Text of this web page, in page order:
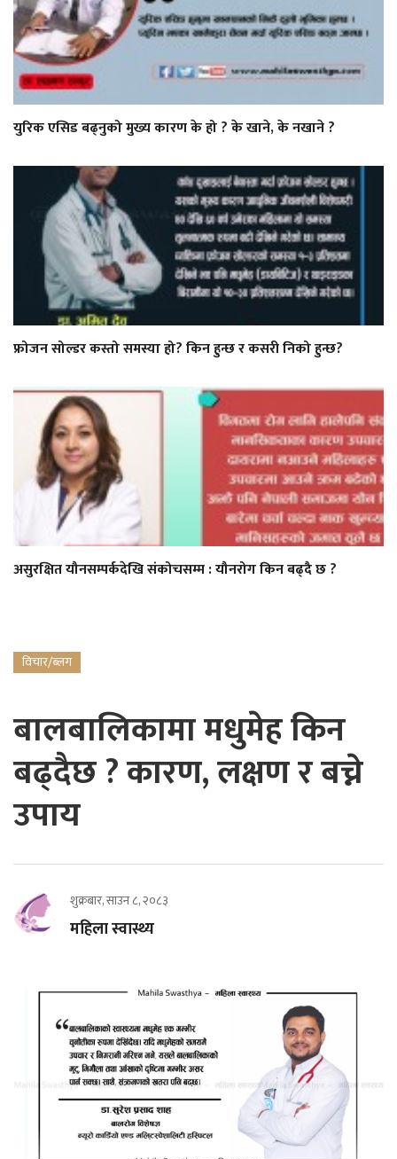
युरिक एसिड बढ्नुको मुख्य कारण के हो ? के खाने, के नखाने ?
फ्रोजन सोल्डर कस्तो समस्या हो? किन हुन्छ र कसरी निको हुन्छ?
असुरक्षित यौनसम्पर्कदेखि संकोचसम्म : यौनरोग किन बढ्दै छ ?
विचार/ब्लग
बालबालिकामा मधुमेह किन
बढ्दैछ ? कारण, लक्षण र बच्ने
उपाय
शुक्रबार, साउन ८, २०८३
महिला स्वास्थ्य